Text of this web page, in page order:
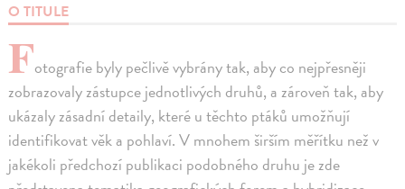
O TITULE
Fotografie byly pečlivě vybrány tak, aby co nejpřesněji
zobrazovaly zástupce jednotlivých druhů, a zároveň tak, aby
ukázaly zásadní detaily, které u těchto ptáků umožňují
identifikovat věk a pohlaví. V mnohem širším měřítku než v
jakékoli předchozí publikaci podobného druhu je zde